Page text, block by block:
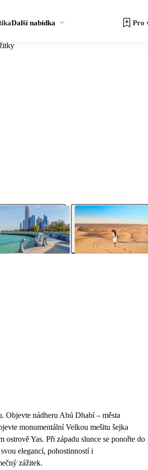
Další nabídka Pro
Objevte nádheru Abú Dhabí – města
monumentální Velkou mešitu šejka
Yas. Při západu slunce se ponořte do
elegancí, pohostinností i
zážitek.